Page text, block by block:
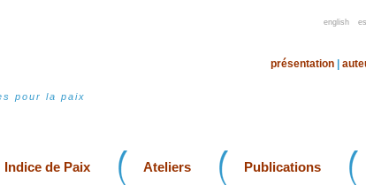
english
pour la paix
présentation
Indice de Paix Ateliers Publications